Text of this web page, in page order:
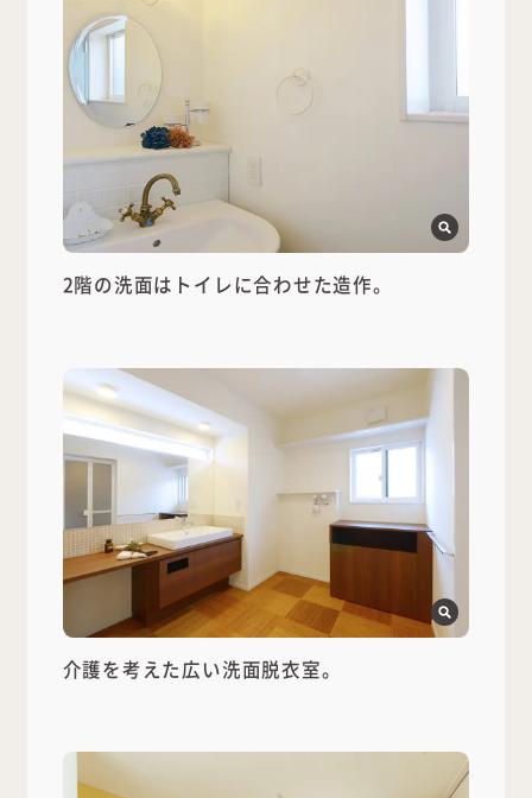
2階の洗面はトイレに合わせた造作。
介護を考えた広い洗面脱衣室。